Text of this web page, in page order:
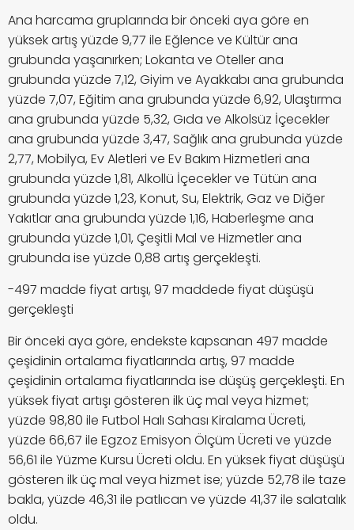
Ana harcama gruplarında bir önceki aya göre en
yüksek artış yüzde 9,77 ile Eğlence ve Kültür ana
grubunda yaşanırken; Lokanta ve Oteller ana
grubunda yüzde 7,12, Giyim ve Ayakkabı ana grubunda
yüzde 7,07, Eğitim ana grubunda yüzde 6,92, Ulaştırma
ana grubunda yüzde 5,32, Gıda ve Alkolsüz İçecekler
ana grubunda yüzde 3,47, Sağlık ana grubunda yüzde
2,77, Mobilya, Ev Aletleri ve Ev Bakım Hizmetleri ana
grubunda yüzde 1,81, Alkollü İçecekler ve Tütün ana
grubunda yüzde 1,23, Konut, Su, Elektrik, Gaz ve Diğer
Yakıtlar ana grubunda yüzde 1,16, Haberleşme ana
grubunda yüzde 1,01, Çeşitli Mal ve Hizmetler ana
grubunda ise yüzde 0,88 artış gerçekleşti.
-497 madde fiyat artışı, 97 maddede fiyat düşüşü
gerçekleşti
Bir önceki aya göre, endekste kapsanan 497 madde
çeşidinin ortalama fiyatlarında artış, 97 madde
çeşidinin ortalama fiyatlarında ise düşüş gerçekleşti. En
yüksek fiyat artışı gösteren ilk üç mal veya hizmet;
yüzde 98,80 ile Futbol Halı Sahası Kiralama Ücreti,
yüzde 66,67 ile Egzoz Emisyon Ölçüm Ücreti ve yüzde
56,61 ile Yüzme Kursu Ücreti oldu. En yüksek fiyat düşüşü
gösteren ilk üç mal veya hizmet ise; yüzde 52,78 ile taze
bakla, yüzde 46,31 ile patlıcan ve yüzde 41,37 ile salatalık
oldu.